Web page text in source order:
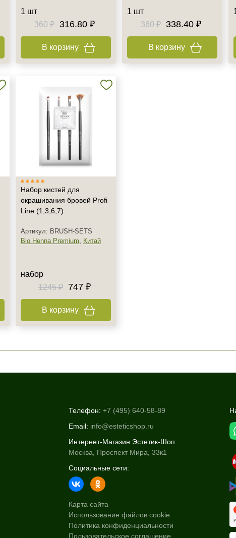
1 шт
360 ₽
316.80 ₽
В корзину
1 шт
360 ₽
338.40 ₽
В корзину
Набор кистей для
окрашивания бровей Profi
Line (1,3,6,7)
Артикул: BRUSH-SETS
Bio Henna Premium, Китай
набор
1245 ₽
747 ₽
В корзину
Телефон: +7 (495) 640-58-89
Email: info@esteticshop.ru
Интернет-Магазин Эстетик-Шоп:
Москва, Проспект Мира, 33к1
Социальные сети:
Карта сайта
Использование файлов cookie
Политика конфиденциальности
Пользовательское соглашение